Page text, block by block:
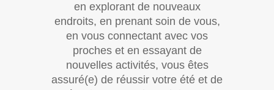
en explorant de nouveaux
endroits, en prenant soin de vous,
en vous connectant avec vos
proches et en essayant de
nouvelles activités, vous êtes
assuré(e) de réussir votre été et de